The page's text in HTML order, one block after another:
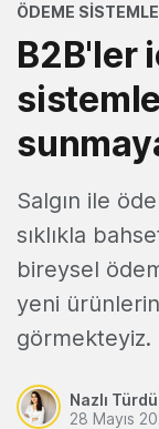
ÖDEME
B2B'ler
Salgın ile
sıklıkla
bireysel
yeni ürünlerin
görmekteyiz.
Nazlı Türdü
28 Mayıs